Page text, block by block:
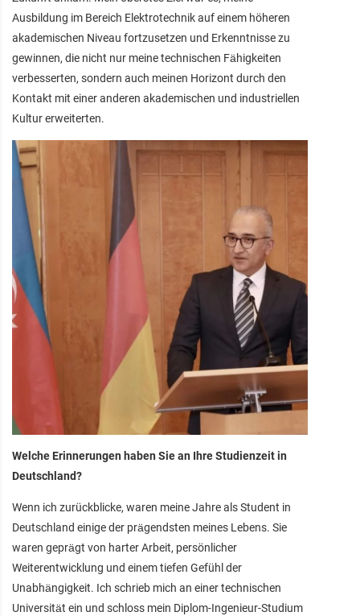
Ausbildung im Bereich Elektrotechnik auf einem höheren
akademischen Niveau fortzusetzen und Erkenntnisse zu
gewinnen, die nicht nur meine technischen Fähigkeiten
verbesserten, sondern auch meinen Horizont durch den
Kontakt mit einer anderen akademischen und industriellen
Kultur erweiterten.
Welche Erinnerungen haben Sie an Ihre Studienzeit in
Deutschland?
Wenn ich zurückblicke, waren meine Jahre als Student in
Deutschland einige der prägendsten meines Lebens. Sie
waren geprägt von harter Arbeit, persönlicher
Weiterentwicklung und einem tiefen Gefühl der
Unabhängigkeit. Ich schrieb mich an einer technischen
Universität ein und schloss mein Diplom-Ingenieur-Studium